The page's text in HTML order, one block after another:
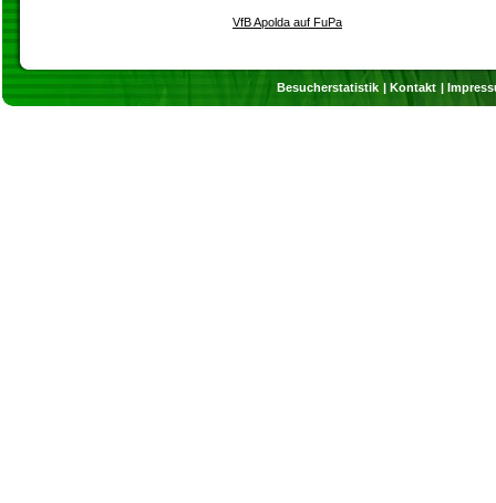
VfB Apolda auf FuPa
Besucherstatistik Kontakt